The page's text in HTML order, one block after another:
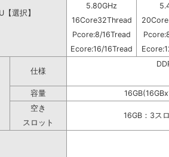
【選択】
5.80GHz
16Core32Thread
Pcore:8/16Tread
Ecore:16/16Tread
仕様
容量
空き
16GB：3ス
スロット